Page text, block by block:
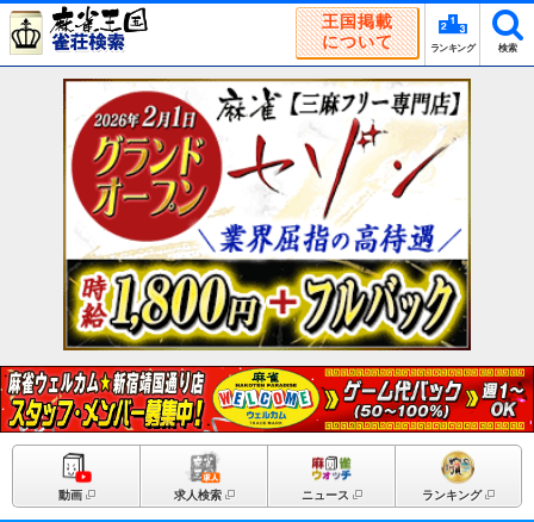
王国掲載
について
ランキング 検索
動画 求人検索 ニュース ランキング